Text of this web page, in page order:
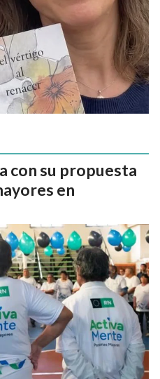
con su propuesta
en